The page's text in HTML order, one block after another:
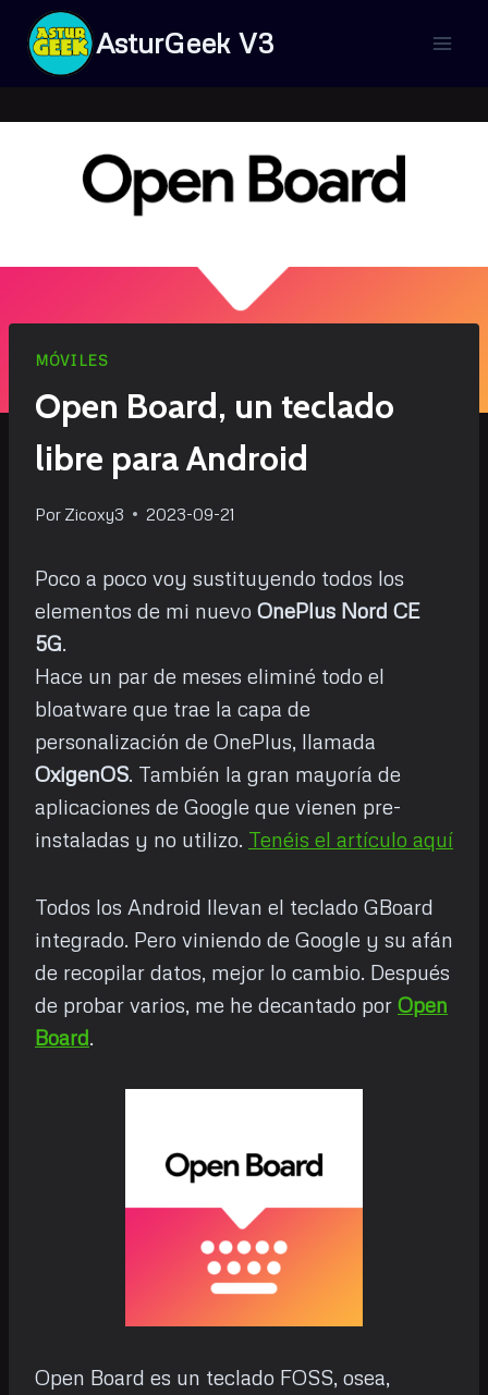
Saltar
contenido
AsturGeek V3
MÓVILES
Open Board, un teclado
libre para Android
Por Zicoxy3 2023-09-21
Poco a poco voy sustituyendo todos los
elementos de mi nuevo OnePlus Nord CE
5G.
Hace un par de meses eliminé todo el
bloatware que trae la capa de
personalización de OnePlus, llamada
OxigenOS. También la gran mayoría de
aplicaciones de Google que vienen pre-
instaladas y no utilizo. Tenéis el artículo aquí
Todos los Android llevan el teclado GBoard
integrado. Pero viniendo de Google y su afán
de recopilar datos, mejor lo cambio. Después
de probar varios, me he decantado por Open
Board.
Open Board es un teclado FOSS, osea,